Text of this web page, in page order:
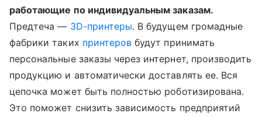
работающие по индивидуальным заказам.
Предтеча — 3D-принтеры. В будущем громадные
фабрики таких принтеров будут принимать
персональные заказы через интернет, производить
продукцию и автоматически доставлять ее. Вся
цепочка может быть полностью роботизирована.
Это поможет снизить зависимость предприятий